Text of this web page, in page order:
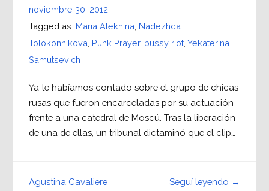
noviembre 30, 2012
Tagged as: Maria Alekhina Nadezhda
Tolokonnikova Punk Prayer, pussy riot, Yekaterina
Samutsevich
Ya te habíamos contado sobre el grupo de chicas
rusas que fueron encarceladas por su actuación
frente a una catedral de Moscú. Tras la liberación
de una de ellas, un tribunal dictaminó que el clip…
Seguí leyendo →
Agustina Cavaliere